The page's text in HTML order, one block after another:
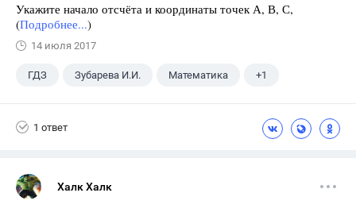
Укажите начало отсчёта и координаты точек А, В, С,
(Подробнее...)
14 июля 2017
ГДЗ Зубарева И.И. Математика +1
1 ответ
Халк Халк